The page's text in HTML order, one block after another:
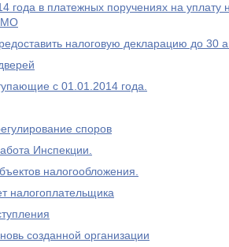
года в платежных поручениях на уплату
налоговую декларацию до 30
с 01.01.2014 года.
споров
Инспекции.
налогообложения.
налогоплательщика
созданной организации